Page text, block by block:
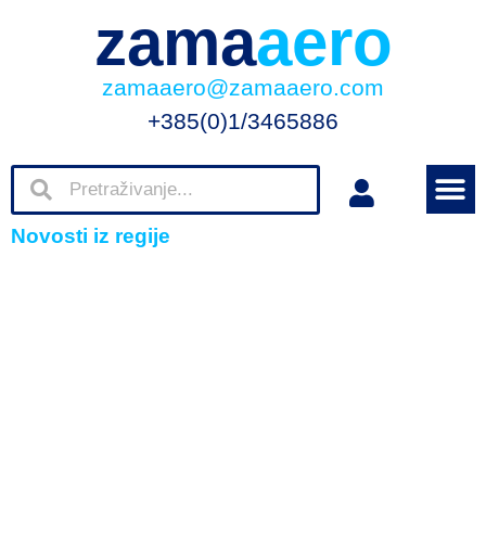
zamaaero
zamaaero@zamaaero.com
+385(0)1/3465886
Novosti iz regije